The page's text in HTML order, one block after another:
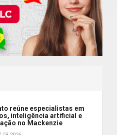
reúne especialistas em
inteligência artificial e
no Mackenzie